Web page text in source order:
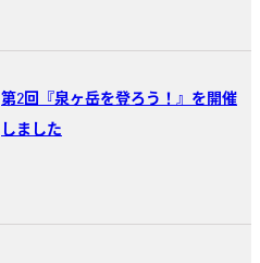
第2回『泉ヶ岳を登ろう！』を開催
しました